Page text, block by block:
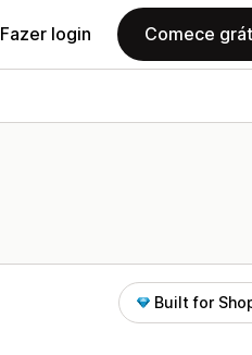
Fazer login Comece
Built for